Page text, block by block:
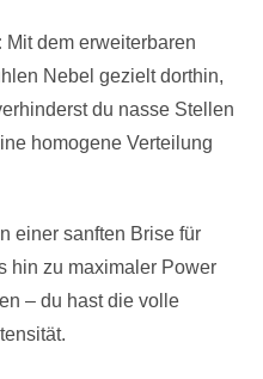
Mit dem erweiterbaren
Nebel gezielt dorthin,
du nasse Stellen
homogene Verteilung
einer sanften Brise für
hin zu maximaler Power
– du hast die volle